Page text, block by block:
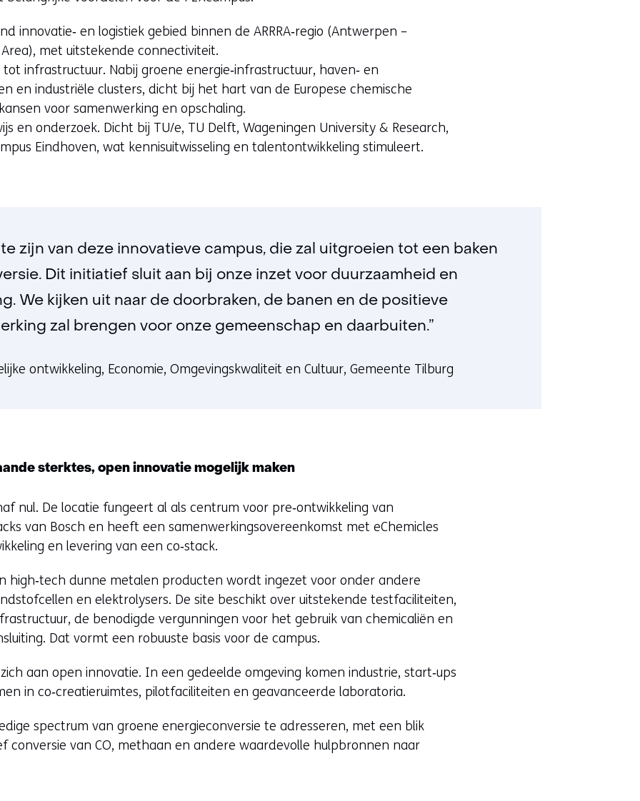
innovatie‑ en logistiek gebied binnen de ARRRA‑regio (Antwerpen –
met uitstekende connectiviteit.
infrastructuur. Nabij groene energie‑infrastructuur, haven‑ en
en industriële clusters, dicht bij het hart van de Europese chemische
voor samenwerking en opschaling.
en onderzoek. Dicht bij TU/e, TU Delft, Wageningen University & Research,
Eindhoven, wat kennisuitwisseling en talentontwikkeling stimuleert.
zijn van deze innovatieve campus, die zal uitgroeien tot een baken
Dit initiatief sluit aan bij onze inzet voor duurzaamheid en
We kijken uit naar de doorbraken, de banen en de positieve
zal brengen voor onze gemeenschap en daarbuiten.”
ontwikkeling, Economie, Omgevingskwaliteit en Cultuur, Gemeente Tilburg
sterktes, open innovatie mogelijk maken
nul. De locatie fungeert al als centrum voor pre‑ontwikkeling van
van Bosch en heeft een samenwerkingsovereenkomst met eChemicles
en levering van een co‑stack.
high‑tech dunne metalen producten wordt ingezet voor onder andere
en elektrolysers. De site beschikt over uitstekende testfaciliteiten,
de benodigde vergunningen voor het gebruik van chemicaliën en
Dat vormt een robuuste basis voor de campus.
aan open innovatie. In een gedeelde omgeving komen industrie, start‑ups
in co‑creatieruimtes, pilotfaciliteiten en geavanceerde laboratoria.
spectrum van groene energieconversie te adresseren, met een blik
conversie van CO, methaan en andere waardevolle hulpbronnen naar